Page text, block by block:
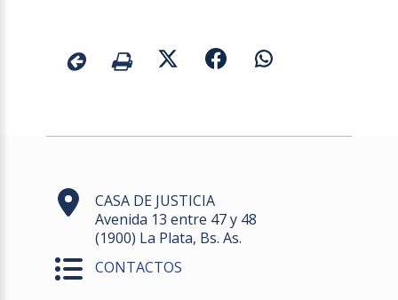
CASA DE JUSTICIA
Avenida 13 entre 47 y 48
(1900) La Plata, Bs. As.
CONTACTOS